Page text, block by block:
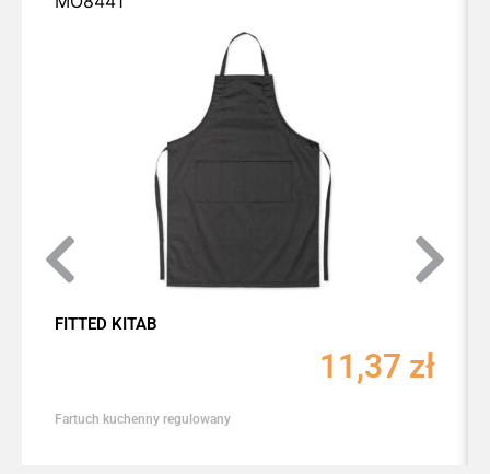
FITTED KITAB
11,37 zł
Fartuch kuchenny regulowany